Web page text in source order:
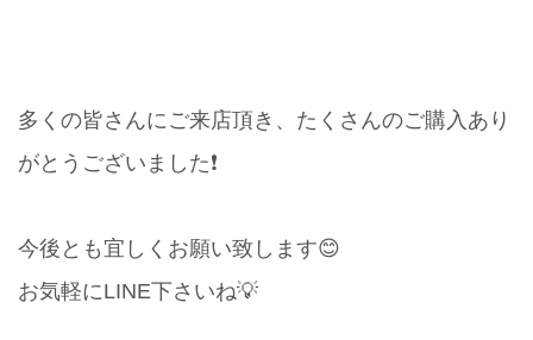
多くの皆さんにご来店頂き、たくさんのご購入あり
がとうございました❗️
今後とも宜しくお願い致します😊
お気軽にLINE下さいね💡